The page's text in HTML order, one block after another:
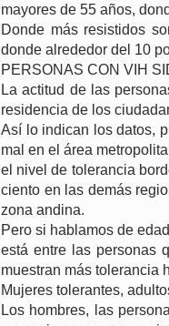
mayores de 55 años,
Donde más resistidos
donde alrededor del 10
PERSONAS CON VIH
La actitud de las
residencia de los
Así lo indican los datos,
mal en el área
el nivel de tolerancia
ciento en las demás
zona andina.
Pero si hablamos de
está entre las personas
muestran más tolerancia
Mujeres tolerantes,
Los hombres, las